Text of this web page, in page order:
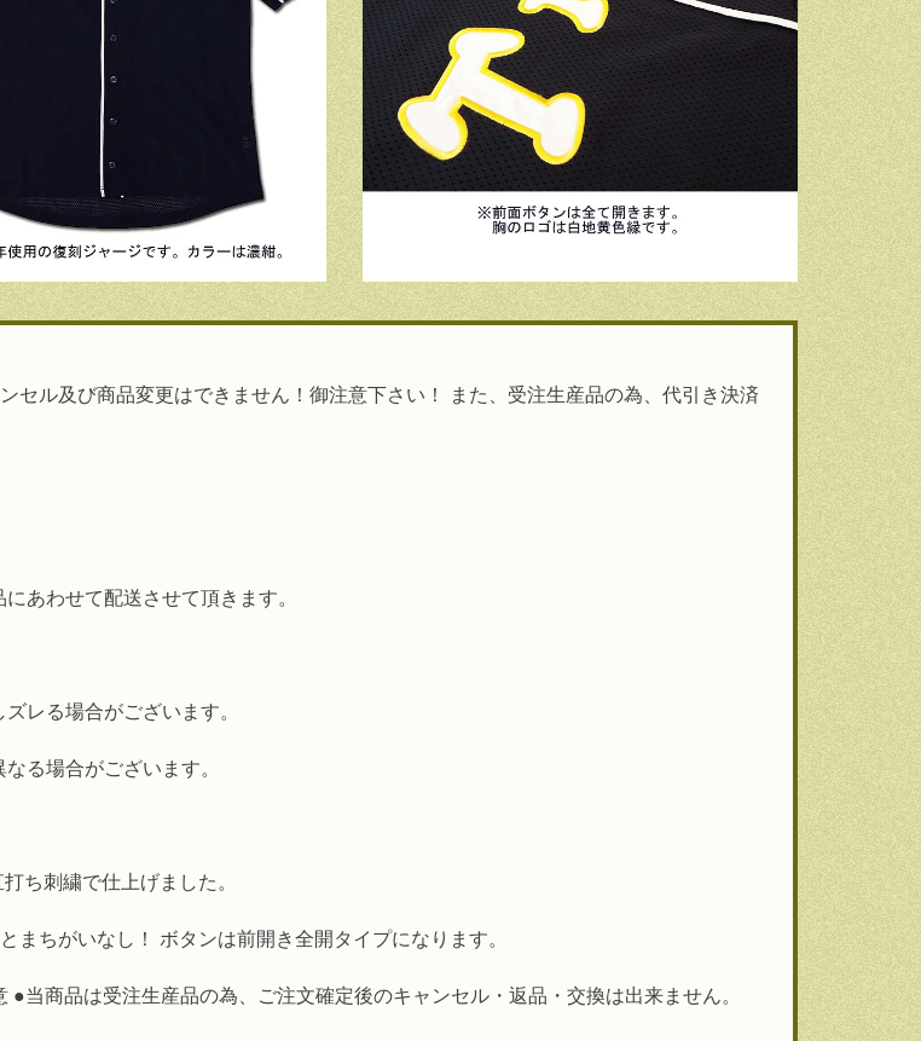
ル及び商品変更はできません！御注意下さい！ また、受注生産品の為、代引き決済
あわせて配送させて頂きます。
レる場合がございます。
る場合がございます。
ち刺繍で仕上げました。
ちがいなし！ ボタンは前開き全開タイプになります。
商品は受注生産品の為、ご注文確定後のキャンセル・返品・交換は出来ません。